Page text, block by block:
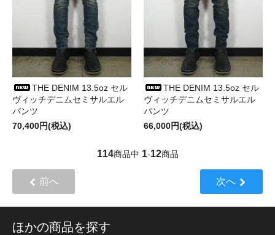
THE DENIM 13.5oz セル
ヴィッチデニムセミサルエル
パンツ
70,400円(税込)
THE DENIM 13.5oz セル
ヴィッチデニムセミサルエル
パンツ
66,000円(税込)
114商品中 1-12商品
前へ 次へ
ほかの商品を探す